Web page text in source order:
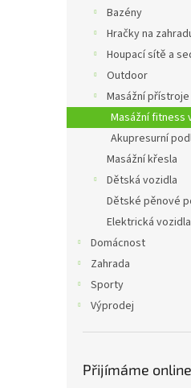
Bazény
Hračky na
Houpací sítě a
Outdoor
Masážní
Masážní fitness
Akupresurní
Masážní křesla
Dětská vozidla
Dětské pěnové
Elektrická
Domácnost
Zahrada
Sporty
Výprodej
Přijímáme